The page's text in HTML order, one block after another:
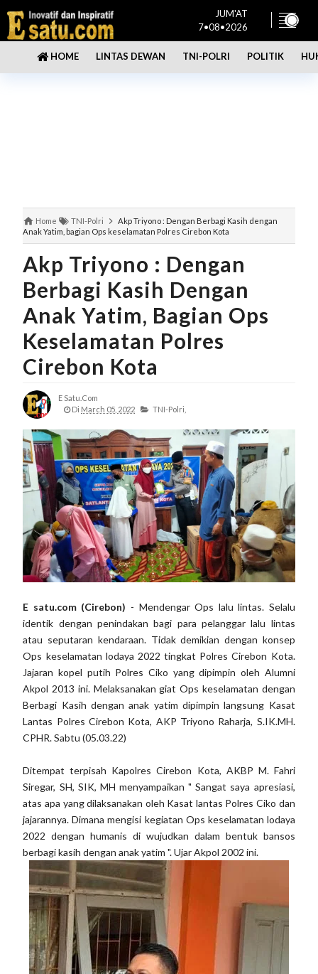
JUM'AT
7•08•2026
HOME LINTAS DEWAN TNI-POLRI POLITIK
Home TNI-Polri
Akp Triyono : Dengan Berbagi Kasih dengan
Anak Yatim, bagian Ops keselamatan Polres Cirebon Kota
Akp Triyono : Dengan
Berbagi Kasih Dengan
Anak Yatim, Bagian Ops
Keselamatan Polres
Cirebon Kota
E Satu.com
Di March 05, 2022 TNI-Polri,
E satu.com (Cirebon) - Mendengar Ops lalu lintas. Selalu
identik dengan penindakan bagi para pelanggar lalu lintas
atau seputaran kendaraan. Tidak demikian dengan konsep
Ops keselamatan lodaya 2022 tingkat Polres Cirebon Kota.
Jajaran kopel putih Polres Ciko yang dipimpin oleh Alumni
Akpol 2013 ini. Melaksanakan giat Ops keselamatan dengan
Berbagi Kasih dengan anak yatim dipimpin langsung Kasat
Lantas Polres Cirebon Kota, AKP Triyono Raharja, S.IK.MH.
CPHR. Sabtu (05.03.22)
Ditempat terpisah Kapolres Cirebon Kota, AKBP M. Fahri
Siregar, SH, SIK, MH menyampaikan " Sangat saya apresiasi,
atas apa yang dilaksanakan oleh Kasat lantas Polres Ciko dan
jajarannya. Dimana mengisi kegiatan Ops keselamatan lodaya
2022 dengan humanis di wujudkan dalam bentuk bansos
berbagi kasih dengan anak yatim ". Ujar Akpol 2002 ini.